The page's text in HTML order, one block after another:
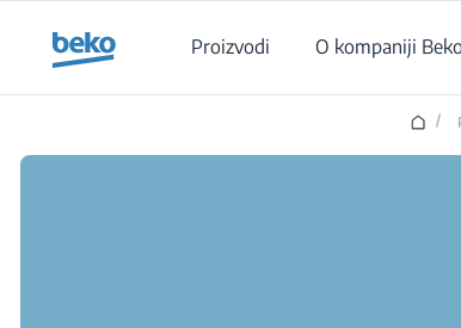
Proizvodi
O kompaniji
/